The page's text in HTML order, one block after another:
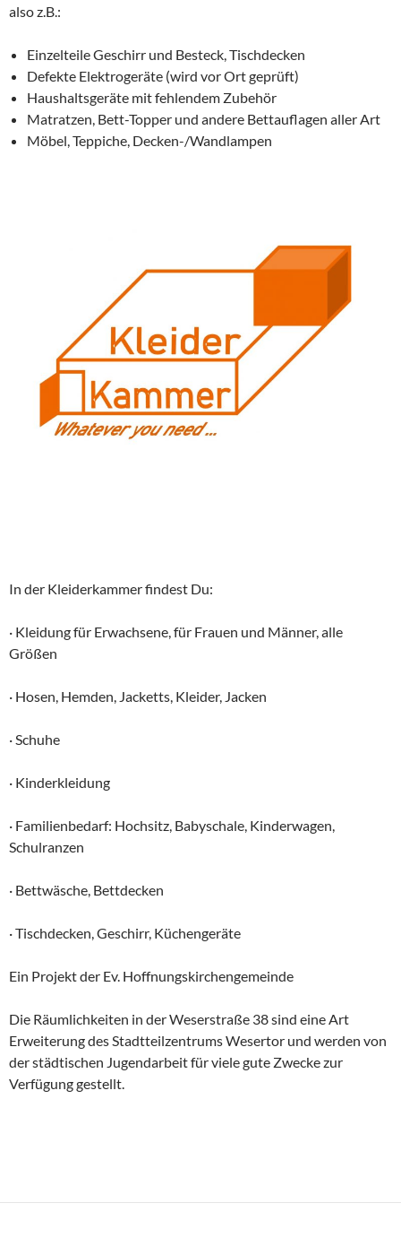
also z.B.:
Einzelteile Geschirr und Besteck, Tischdecken
Defekte Elektrogeräte (wird vor Ort geprüft)
Haushaltsgeräte mit fehlendem Zubehör
Matratzen, Bett-Topper und andere Bettauflagen aller Art
Möbel, Teppiche, Decken-/Wandlampen
In der Kleiderkammer findest Du:
· Kleidung für Erwachsene, für Frauen und Männer, alle
Größen
· Hosen, Hemden, Jacketts, Kleider, Jacken
· Schuhe
· Kinderkleidung
· Familienbedarf: Hochsitz, Babyschale, Kinderwagen,
Schulranzen
· Bettwäsche, Bettdecken
· Tischdecken, Geschirr, Küchengeräte
Ein Projekt der Ev. Hoffnungskirchengemeinde
Die Räumlichkeiten in der Weserstraße 38 sind eine Art
Erweiterung des Stadtteilzentrums Wesertor und werden von
der städtischen Jugendarbeit für viele gute Zwecke zur
Verfügung gestellt.